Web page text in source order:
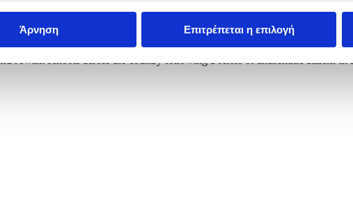
Άρνηση Επιτρέπεται η επιλογή
on a street in Antwerp, Belgium, 23 March 2026. The Belgian
Jewish schools across the country following a series of antisemitic